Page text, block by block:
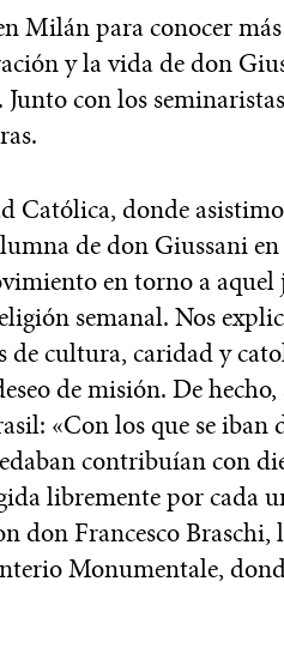
Milán para conocer
y la vida de don
con los
donde
de don Giussani
en torno a aquel
semanal. Nos
cultura, caridad y
de misión. De
«Con los que se iban
contribuían con
libremente por cada
don Francesco Braschi,
Monumentale,